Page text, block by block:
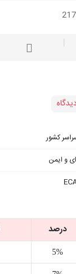
کشور
و ایمن
درصد
5%